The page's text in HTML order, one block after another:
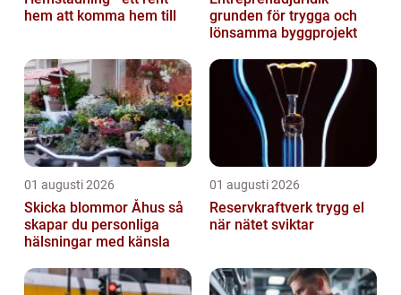
hem att komma hem till
grunden för trygga och
lönsamma byggprojekt
01 augusti 2026
Skicka blommor Åhus så
skapar du personliga
hälsningar med känsla
01 augusti 2026
Reservkraftverk trygg el
när nätet sviktar